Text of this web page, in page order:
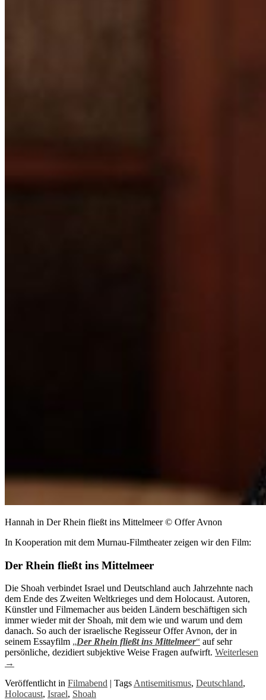
Hannah in Der Rhein fließt ins Mittelmeer © Offer Avnon
In Kooperation mit dem Murnau-Filmtheater zeigen wir den Film:
Der Rhein fließt ins Mittelmeer
Die Shoah verbindet Israel und Deutschland auch Jahrzehnte nach
dem Ende des Zweiten Weltkrieges und dem Holocaust. Autoren,
Künstler und Filmemacher aus beiden Ländern beschäftigen sich
immer wieder mit der Shoah, mit dem wie und warum und dem
danach. So auch der israelische Regisseur Offer Avnon, der in
seinem Essayfilm „Der Rhein fließt ins Mittelmeer“ auf sehr
persönliche, dezidiert subjektive Weise Fragen aufwirft. Weiterlesen
→
Veröffentlicht in Filmabend | TagsAntisemitismus, Deutschland,
Holocaust, Israel, Shoah